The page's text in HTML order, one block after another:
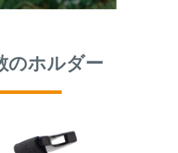
のホルダー